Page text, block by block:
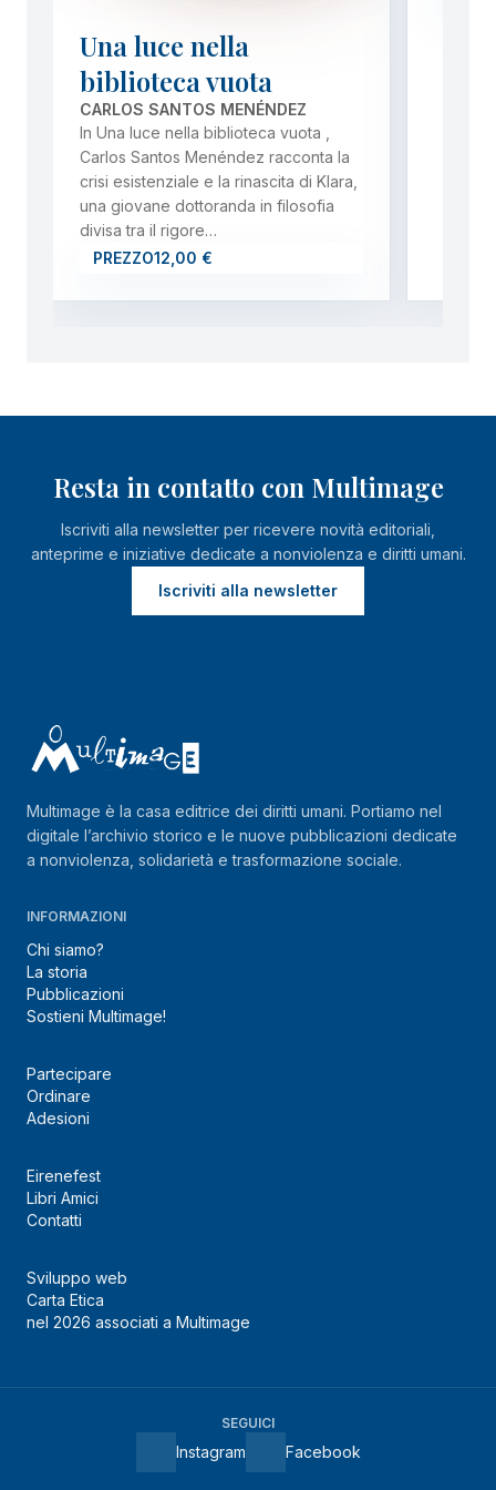
Una luce nella
biblioteca vuota
CARLOS SANTOS MENÉNDEZ
In Una luce nella biblioteca vuota ,
Carlos Santos Menéndez racconta la
crisi esistenziale e la rinascita di Klara,
una giovane dottoranda in filosofia
divisa tra il rigore…
PREZZO12,00 €
Resta in contatto con Multimage
Iscriviti alla newsletter per ricevere novità editoriali,
anteprime e iniziative dedicate a nonviolenza e diritti umani.
Iscriviti alla newsletter
Multimage è la casa editrice dei diritti umani. Portiamo nel
digitale l’archivio storico e le nuove pubblicazioni dedicate
a nonviolenza, solidarietà e trasformazione sociale.
INFORMAZIONI
Chi siamo?
La storia
Pubblicazioni
Sostieni Multimage!
Partecipare
Ordinare
Adesioni
Eirenefest
Libri Amici
Contatti
Sviluppo web
Carta Etica
nel 2026 associati a Multimage
SEGUICI
Instagram Facebook